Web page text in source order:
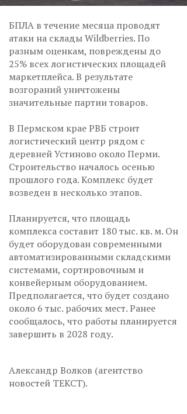
БПЛА в течение месяца проводят
атаки на склады Wildberries. По
разным оценкам, повреждены до
25% всех логистических площадей
маркетплейса. В результате
возгораний уничтожены
значительные партии товаров.
В Пермском крае РВБ строит
логистический центр рядом с
деревней Устиново около Перми.
Строительство началось осенью
прошлого года. Комплекс будет
возведен в несколько этапов.
Планируется, что площадь
комплекса составит 180 тыс. кв. м. Он
будет оборудован современными
автоматизированными складскими
системами, сортировочным и
конвейерным оборудованием.
Предполагается, что будет создано
около 6 тыс. рабочих мест. Ранее
сообщалось, что работы планируется
завершить в 2028 году.
Александр Волков (агентство
новостей ТЕКСТ).